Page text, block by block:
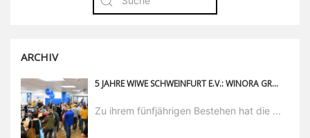
ARCHIV
5 JAHRE WIWE SCHWEINFURT E.V.: WINORA GROUP FEIERT MIT
Zu ihrem fünfjährigen Bestehen hat die ...